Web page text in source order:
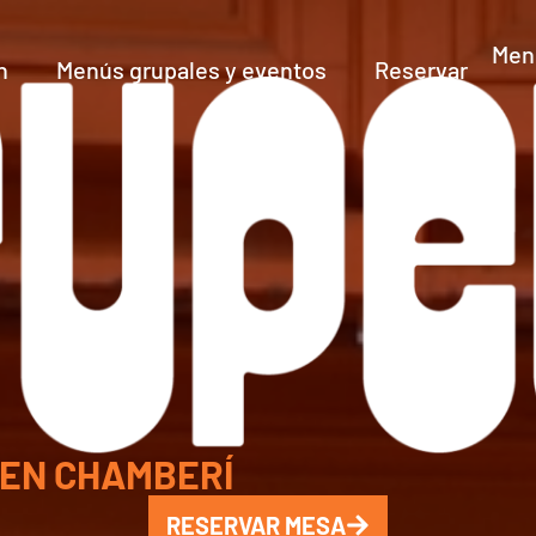
Menús grupales y eventos Reservar
CHAMBERÍ
RESERVAR MESA